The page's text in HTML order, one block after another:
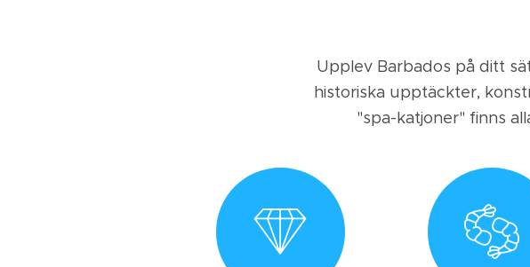
Upplev Barbados på ditt
historiska upptäckter,
"spa-katjoner" finns